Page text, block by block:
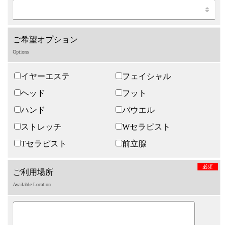
ご希望オプション
Options
イヤーエステ
フェイシャル
ヘッド
フット
ハンド
バウエル
ストレッチ
Wセラピスト
Tセラピスト
前立腺
ご利用場所
必須
Available Location